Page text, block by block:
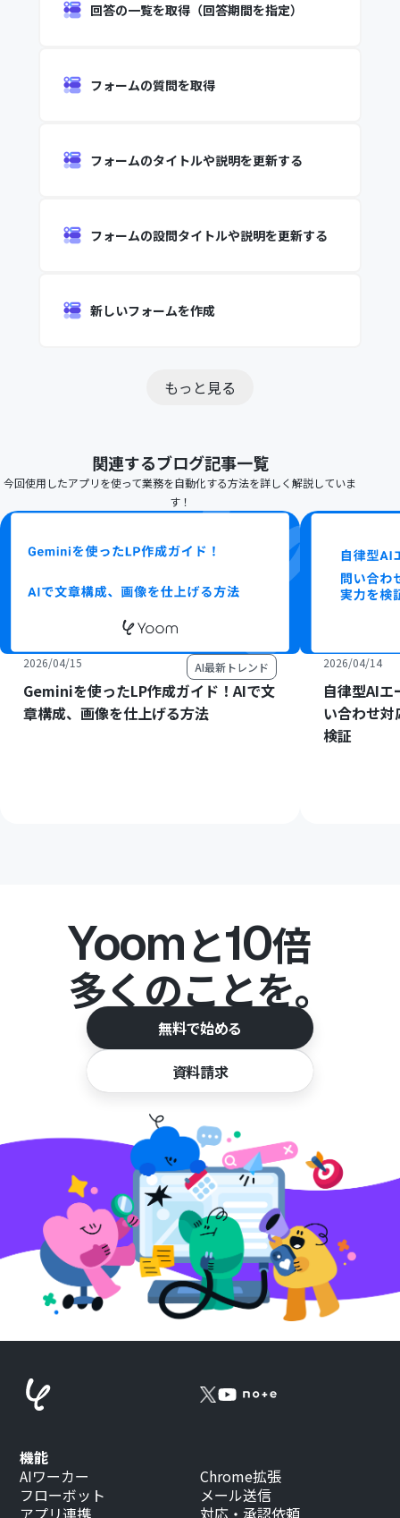
回答の一覧を取得（回答期間を指定）
フォームの質問を取得
フォームのタイトルや説明を更新する
フォームの設問タイトルや説明を更新する
新しいフォームを作成
もっと見る
関連するブログ記事一覧
今回使用したアプリを使って業務を自動化する方法を詳しく解説していま
す！
2026/04/15 AI最新トレンド
Geminiを使ったLP作成ガイド！AIで文
章構成、画像を仕上げる方法
2026/04/14
自律型AI
い合わせ
検証
Yoomと10倍
多くのことを。
無料で始める
資料請求
機能
AIワーカー
フローボット
アプリ連携
Chrome拡張
メール送信
対応・承認依頼